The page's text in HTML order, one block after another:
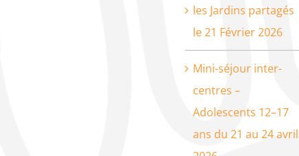
les Jardins partagés
le 21 Février 2026
Mini-séjour inter-
centres –
Adolescents 12–17
ans du 21 au 24 avril